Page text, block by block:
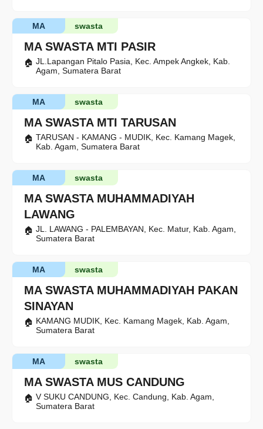
MA SWASTA MTI PASIR
swasta
MA
JL.Lapangan Pitalo Pasia, Kec. Ampek Angkek, Kab.
Agam, Sumatera Barat
MA SWASTA MTI TARUSAN
swasta
MA
TARUSAN - KAMANG - MUDIK, Kec. Kamang Magek,
Kab. Agam, Sumatera Barat
MA SWASTA MUHAMMADIYAH
LAWANG
swasta
MA
JL. LAWANG - PALEMBAYAN, Kec. Matur, Kab. Agam,
Sumatera Barat
MA SWASTA MUHAMMADIYAH PAKAN
SINAYAN
swasta
MA
KAMANG MUDIK, Kec. Kamang Magek, Kab. Agam,
Sumatera Barat
MA SWASTA MUS CANDUNG
swasta
MA
V SUKU CANDUNG, Kec. Candung, Kab. Agam,
Sumatera Barat